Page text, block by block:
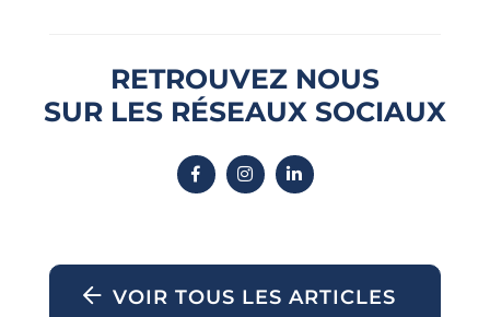
RETROUVEZ NOUS
SUR LES RÉSEAUX SOCIAUX
VOIR TOUS LES ARTICLES